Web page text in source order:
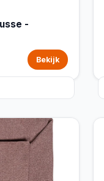
-
Bekijk